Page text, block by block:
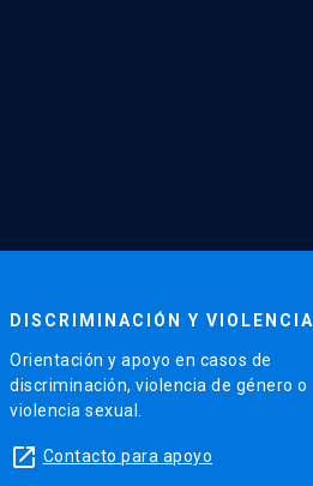
DISCRIMINACIÓN Y VIOLENCIA
Orientación y apoyo en casos de
discriminación, violencia de género o
violencia sexual.
launch Contacto para apoyo